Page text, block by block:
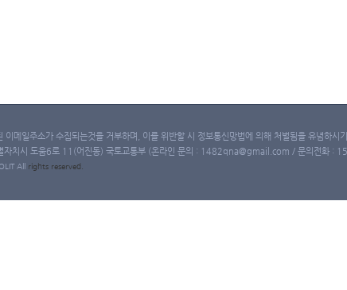
이메일주소가 수집되는것을 거부하며, 이를 위반할 시 정보통신망법에 의해 처벌됨을 유념하시
치시 도움6로 11(어진동) 국토교통부 (온라인 문의 : 1482qna@gmail.com / 문의전화 :
All rights reserved.